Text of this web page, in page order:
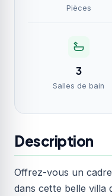
Pièces
3
Salles de bain
Description
Offrez-vous un
dans cette belle villa